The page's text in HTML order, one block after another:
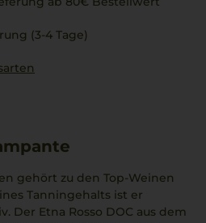
(3-4 Tage)
gehört zu den Top-Weinen
Tanningehalts ist er
Der Etna Rosso DOC aus dem